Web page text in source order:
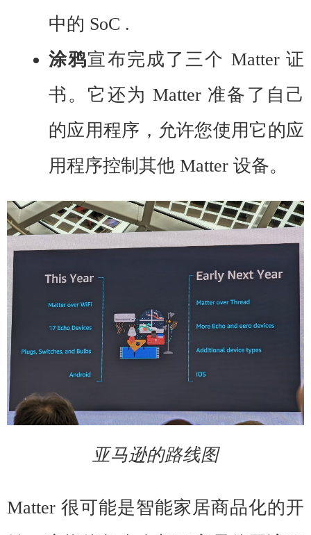
中的 SoC .
涂鸦宣布完成了三个 Matter 证
书。它还为 Matter 准备了自己
的应用程序，允许您使用它的应
用程序控制其他 Matter 设备。
亚马逊的路线图
Matter 很可能是智能家居商品化的开